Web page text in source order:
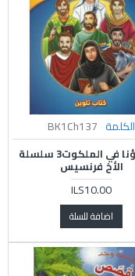
الكلمة BK1Ch137
أصدقاؤنا في الملكوت3 سلسلة
الأخ فرنسيس
ILS10.00
اضافة للسلة